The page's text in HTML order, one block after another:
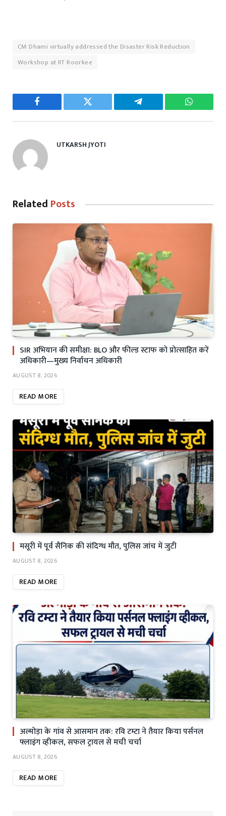
CM Dhami virtually addressed the Disaster Risk Reduction
Workshop at IIT Roorkee
Facebook Twitter Telegram
UTKARSH JYOTI
Related Posts
SIR अभियान की समीक्षा: BLO और फील्ड स्टाफ को प्रोत्साहित करें
अधिकारी—मुख्य निर्वाचन अधिकारी
AUGUST 8, 2026
READ MORE
मसूरी में पूर्व सैनिक की संदिग्ध मौत, पुलिस जांच में जुटी
AUGUST 8, 2026
READ MORE
अल्मोड़ा के गांव से आसमान तक: रवि टम्टा ने तैयार किया पर्सनल
फ्लाइंग व्हीकल, सफल ट्रायल से मची चर्चा
AUGUST 8, 2026
READ MORE